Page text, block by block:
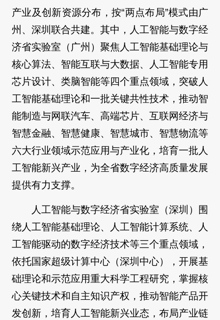
产业及创新资源分布，按“两点布局”模式由广
州、深圳联合共建。其中，人工智能与数字经
济省实验室（广州）聚焦人工智能基础理论与
核心算法、智能互联与大数据、人工智能专用
芯片设计、类脑智能等四个重点领域，突破人
工智能基础理论和一批关键共性技术，推动智
能制造与网联汽车、高端芯片、互联网经济与
智慧金融、智慧健康、智慧城市、智慧物流等
六大行业领域示范应用与产业化，培育一批人
工智能新兴产业，为全省数字经济高质量发展
提供有力支撑。
人工智能与数字经济省实验室（深圳）围
绕人工智能基础理论、人工智能计算系统、人
工智能驱动的数字经济技术等三个重点领域，
依托国家超级计算中心（深圳中心），开展基
础理论和示范应用重大科学工程研究，掌握核
心关键技术和自主知识产权，推动智能产品开
发创新，培育人工智能新兴业态，布局产业链